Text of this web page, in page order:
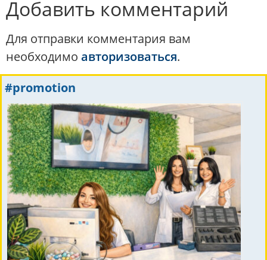
Добавить комментарий
Для отправки комментария вам
необходимо авторизоваться.
#promotion